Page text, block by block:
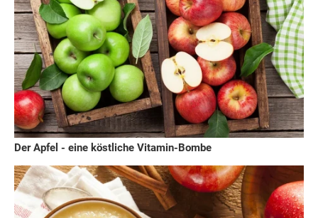
Der Apfel - eine köstliche Vitamin-Bombe